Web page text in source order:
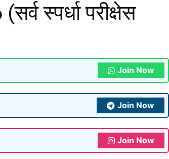
स्पर्धा परीक्षेस
Join Now
Join Now
Join Now